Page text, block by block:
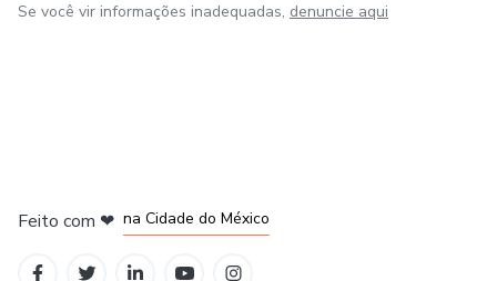
Se você vir informações inadequadas, denuncie aqui
Feito com ❤ na Cidade do México